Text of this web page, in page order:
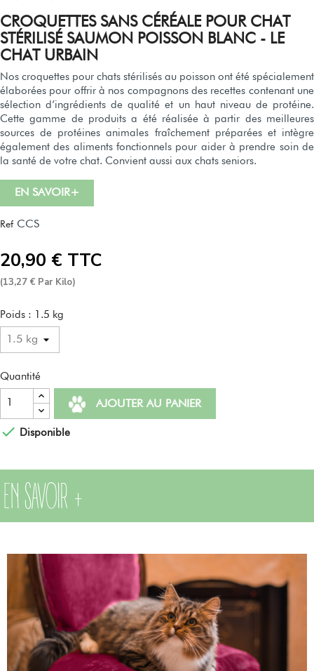
CROQUETTES SANS CÉRÉALE POUR CHAT
STÉRILISÉ SAUMON POISSON BLANC - LE
CHAT URBAIN
Nos croquettes pour chats stérilisés au poisson ont été spécialement
élaborées pour offrir à nos compagnons des recettes contenant une
sélection d’ingrédients de qualité et un haut niveau de protéine.
Cette gamme de produits a été réalisée à partir des meilleures
sources de protéines animales fraîchement préparées et intègre
également des aliments fonctionnels pour aider à prendre soin de
la santé de votre chat. Convient aussi aux chats seniors.
EN SAVOIR+
Ref CCS
20,90 € TTC
(13,27 € Par Kilo)
Poids : 1.5 kg
Quantité
AJOUTER AU PANIER
 Disponible
EN SAVOIR +